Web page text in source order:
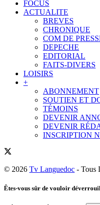
FOCUS
ACTUALITE
BREVES
CHRONIQUE
COM DE
DEPECHE
EDITORIAL
FAITS-DIVERS
LOISIRS
+
ABONNEMENT
SOUTIEN ET
TÉMOINS
DEVENIR
DEVENIR
INSCRIPTION
© 2026 Tv Languedoc - Tous
Êtes-vous sûr de vouloir